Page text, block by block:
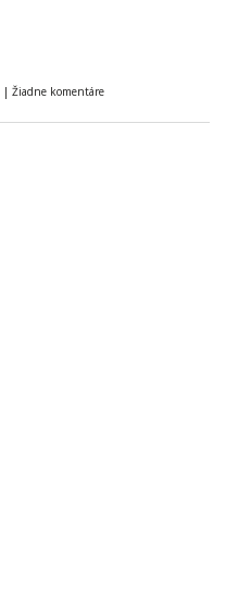
| Žiadne komentáre